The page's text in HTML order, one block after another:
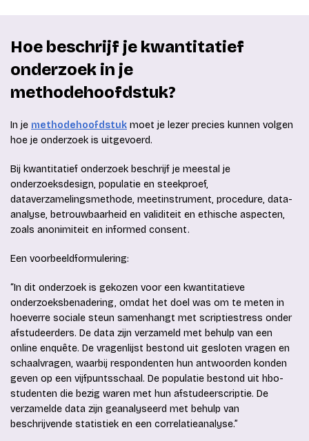
Hoe beschrijf je kwantitatief
onderzoek in je
methodehoofdstuk?
In je methodehoofdstuk moet je lezer precies kunnen volgen
hoe je onderzoek is uitgevoerd.
Bij kwantitatief onderzoek beschrijf je meestal je
onderzoeksdesign, populatie en steekproef,
dataverzamelingsmethode, meetinstrument, procedure, data-
analyse, betrouwbaarheid en validiteit en ethische aspecten,
zoals anonimiteit en informed consent.
Een voorbeeldformulering:
“In dit onderzoek is gekozen voor een kwantitatieve
onderzoeksbenadering, omdat het doel was om te meten in
hoeverre sociale steun samenhangt met scriptiestress onder
afstudeerders. De data zijn verzameld met behulp van een
online enquête. De vragenlijst bestond uit gesloten vragen en
schaalvragen, waarbij respondenten hun antwoorden konden
geven op een vijfpuntsschaal. De populatie bestond uit hbo-
studenten die bezig waren met hun afstudeerscriptie. De
verzamelde data zijn geanalyseerd met behulp van
beschrijvende statistiek en een correlatieanalyse.”